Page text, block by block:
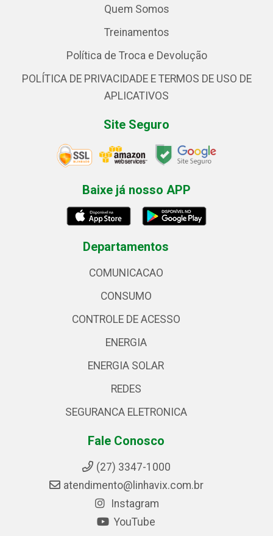
Quem Somos
Treinamentos
Política de Troca e Devolução
POLÍTICA DE PRIVACIDADE E TERMOS DE USO DE
APLICATIVOS
Site Seguro
Baixe já nosso APP
Departamentos
COMUNICACAO
CONSUMO
CONTROLE DE ACESSO
ENERGIA
ENERGIA SOLAR
REDES
SEGURANCA ELETRONICA
Fale Conosco
(27) 3347-1000
atendimento@linhavix.com.br
Instagram
YouTube